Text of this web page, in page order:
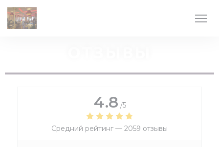
4.8 /5
Средний рейтинг — 2059 отзывы